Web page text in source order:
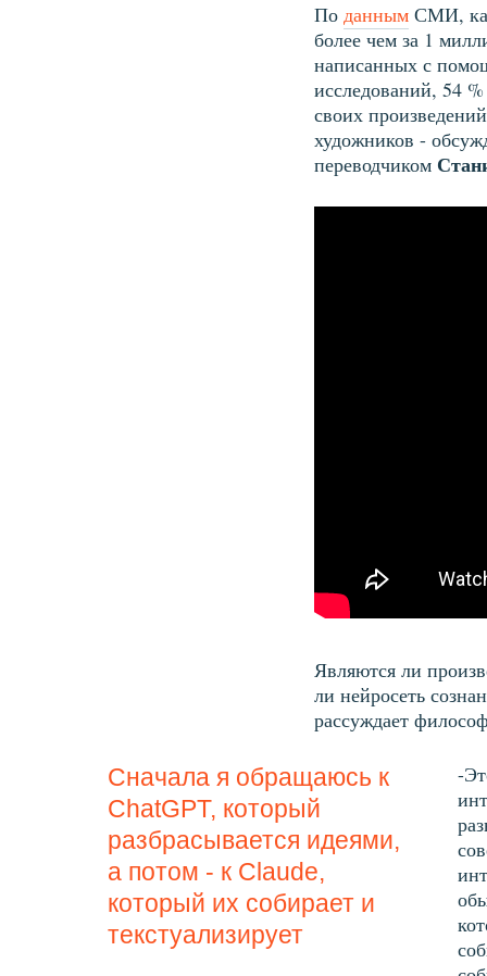
Поданным СМИ,
более чем за 1
написанных с
исследований, 54
своих
художников -
переводчиком
Являются ли
ли нейросеть
рассуждает
Сначала я обращаюсь к
ChatGPT, который
разбрасывается идеями,
а потом - к Claude,
который их собирает и
текстуализирует
-